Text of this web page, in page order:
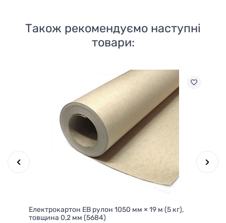
Також рекомендуємо наступні
товари:
Електрокартон ЕВ рулон 1050 мм × 19 м (5 кг),
товщина 0,2 мм (5684)